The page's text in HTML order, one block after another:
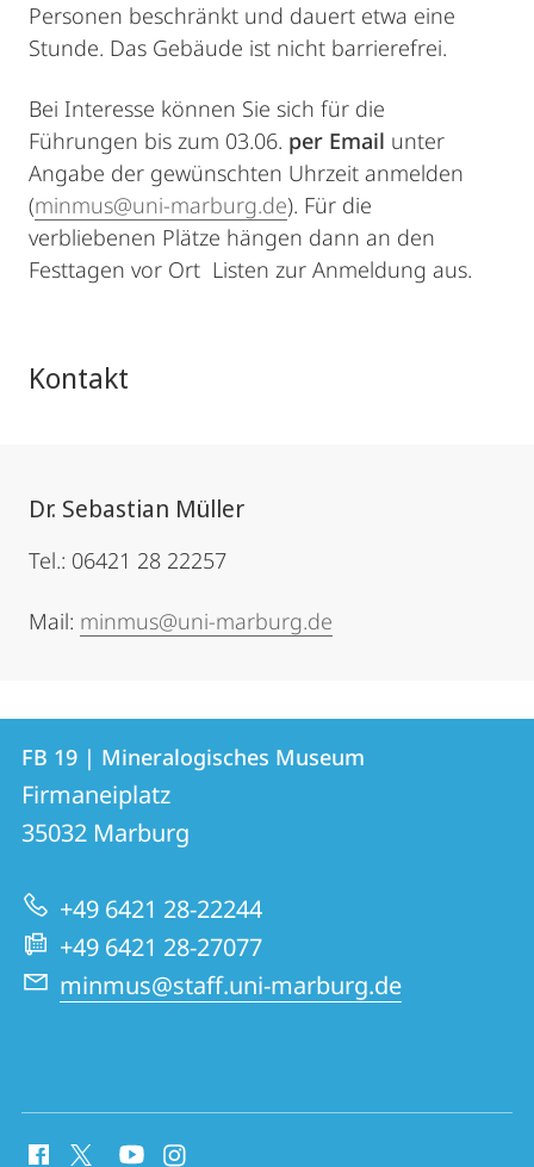
Personen beschränkt und dauert etwa eine
Stunde. Das Gebäude ist nicht barrierefrei.
Bei Interesse können Sie sich für die
Führungen bis zum 03.06. per Email unter
Angabe der gewünschten Uhrzeit anmelden
(minmus@uni-marburg.de). Für die
verbliebenen Plätze hängen dann an den
Festtagen vor Ort Listen zur Anmeldung aus.
Kontakt
Dr. Sebastian Müller
Tel.: 06421 28 22257
Mail: minmus@uni-marburg.de
Kontakt
und
Informationen
zur
Website
Kontaktinformationen
FB
19
Mineralogisches
Museum
FB 19 | Mineralogisches Museum
Firmaneiplatz
35032 Marburg
+49 6421 28-22244
+49 6421 28-27077
minmus@staff.uni-marburg.de